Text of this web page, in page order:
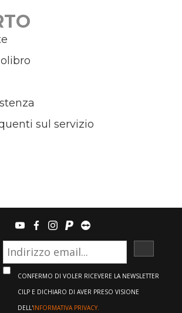
sul servizio
youtubefacebook
instagram
paypalteamviewer
CONFERMO DI VOLER RICEVERE LA NEWSLETTER
CILP E DICHIARO DI AVER PRESO VISIONE
DELL'INFORMATIVA PRIVACY.